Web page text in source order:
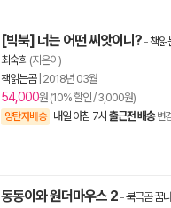
[빅북] 너는 어떤 씨앗이니? - 책읽
최숙희 (지은이)
책읽는곰| 2018년 03월
54,000원 (10% 할인 / 3,000원)
양탄자배송 내일 아침 7시 출근전 배송 변
동동이와 원더마우스 2 -북극곰 꿈